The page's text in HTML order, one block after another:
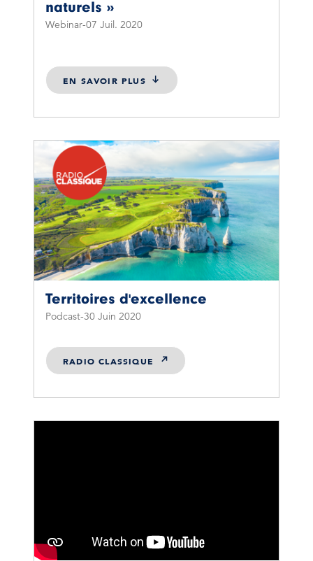
naturels »
Webinar 07 Juil. 2020
EN SAVOIR PLUS
Territoires d'excellence
Podcast 30 Juin 2020
RADIO CLASSIQUE